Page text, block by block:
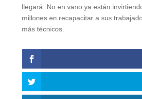
llegará. No en vano ya están
millones en recapacitar a sus
más técnicos.